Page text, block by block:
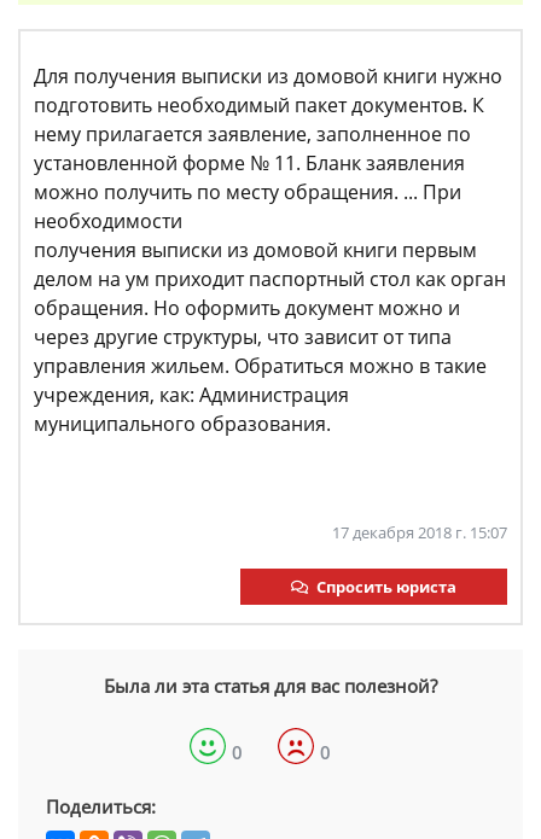
Для получения выписки из домовой книги нужно
подготовить необходимый пакет документов. К
нему прилагается заявление, заполненное по
установленной форме № 11. Бланк заявления
можно получить по месту обращения. ... При
необходимости
получения выписки из домовой книги первым
делом на ум приходит паспортный стол как орган
обращения. Но оформить документ можно и
через другие структуры, что зависит от типа
управления жильем. Обратиться можно в такие
учреждения, как: Администрация
муниципального образования.
17 декабря 2018 г. 15:07
Спросить юриста
Была ли эта статья для вас полезной?
0 0
Поделиться: